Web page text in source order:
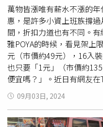
命其歇業、停業一定期間、
或部分登記事項，或食品
內不得再申請重新登錄。
萬物皆漲唯有薪水不漲的
惠，是許多小資上班族撐
間，折扣力道也有不同。
雅POYA的時候，看見架上
元（市價約49元），16入
也只要「1元」（市價約
便宜嗎？」。近日有網友
在逛苗栗的寶雅時，看到
雅即期品都那麼便宜嗎？
商品，包括奶茶包、啤酒
09月03日, 2024